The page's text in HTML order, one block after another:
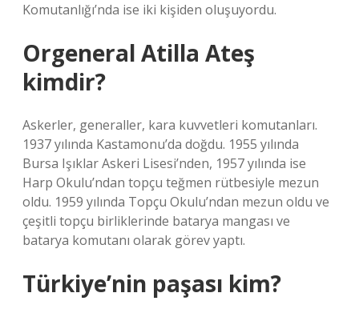
Komutanlığı’nda ise iki kişiden oluşuyordu.
Orgeneral Atilla Ateş
kimdir?
Askerler, generaller, kara kuvvetleri komutanları.
1937 yılında Kastamonu’da doğdu. 1955 yılında
Bursa Işıklar Askeri Lisesi’nden, 1957 yılında ise
Harp Okulu’ndan topçu teğmen rütbesiyle mezun
oldu. 1959 yılında Topçu Okulu’ndan mezun oldu ve
çeşitli topçu birliklerinde batarya mangası ve
batarya komutanı olarak görev yaptı.
Türkiye’nin paşası kim?